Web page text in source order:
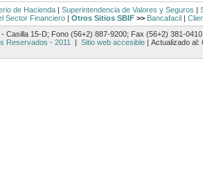
de Hacienda | Superintendencia de Valores y Seguros |
Sector Financiero | Otros Sitios SBIF >> Bancafacil |
Casilla 15-D; Fono (56+2) 887-9200; Fax (56+2) 381-0410
Reservados - 2011 | Sitio web accesible | Actualizado al: